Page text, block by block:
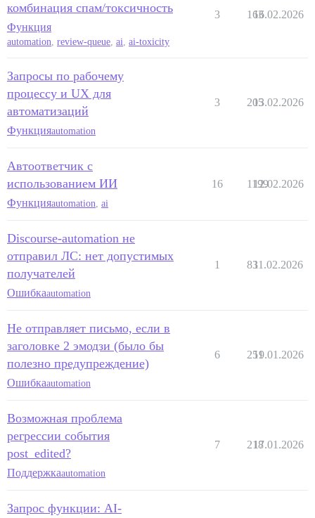
комбинация спам/токсичность
Функция
automation, review-queue, ai, ai-toxicity
3 163
16.02.2026
Запросы по рабочему
процессу и UX для
автоматизаций
Функцияautomation
3 205
13.02.2026
Автоответчик с
использованием ИИ
Функцияautomation ai
16 1199
12.02.2026
Discourse-automation не
отправил ЛС: нет допустимых
получателей
Ошибкаautomation
1 8311.02.2026
Не отправляет письмо, если в
заголовке 2 эмодзи (было бы
полезно предупреждение)
Ошибкаautomation
6 251
19.01.2026
Возможная проблема
регрессии события
post_edited?
Поддержкаautomation
7 218
17.01.2026
Запрос функции: AI-